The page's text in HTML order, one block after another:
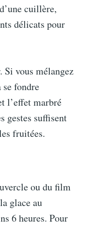
cuillère,
délicats pour
Si vous mélangez
fondre
l’effet marbré
gestes suffisent
fruitées.
ou du film
glace au
6 heures. Pour